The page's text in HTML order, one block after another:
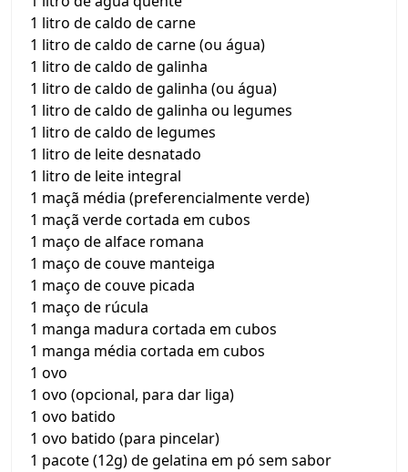
1 litro de caldo de carne
1 litro de caldo de carne (ou água)
1 litro de caldo de galinha
1 litro de caldo de galinha (ou água)
1 litro de caldo de galinha ou legumes
1 litro de caldo de legumes
1 litro de leite desnatado
1 litro de leite integral
1 maçã média (preferencialmente verde)
1 maçã verde cortada em cubos
1 maço de alface romana
1 maço de couve manteiga
1 maço de couve picada
1 maço de rúcula
1 manga madura cortada em cubos
1 manga média cortada em cubos
1 ovo
1 ovo (opcional, para dar liga)
1 ovo batido
1 ovo batido (para pincelar)
1 pacote (12g) de gelatina em pó sem sabor